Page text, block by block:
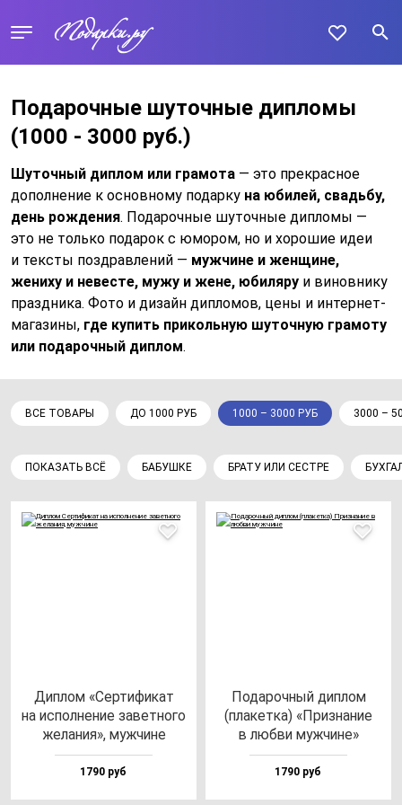
Подарочные шуточные дипломы
(1000 - 3000 руб.)
Шуточный диплом или грамота — это прекрасное
дополнение к основному подарку на юбилей, свадьбу,
день рождения. Подарочные шуточные дипломы —
это не только подарок с юмором, но и хорошие идеи
и тексты поздравлений — мужчине и женщине,
жениху и невесте, мужу и жене, юбиляру и виновнику
праздника. Фото и дизайн дипломов, цены и интернет-
магазины, где купить прикольную шуточную грамоту
или подарочный диплом.
ВСЕ ТОВАРЫ ДО 1000 РУБ 1000 – 3000 РУБ 3000 –
ПОКАЗАТЬ ВСЁ БАБУШКЕ БРАТУ ИЛИ СЕСТРЕ
Дип­лом «Сер­ти­фи­кат
на ис­пол­не­ние за­вет­но­го
же­ла­ния», муж­чи­не
1790 руб
Пода­роч­ный дип­лом
(пла­кет­ка) «Приз­на­ние
в люб­ви муж­чи­не»
1790 руб